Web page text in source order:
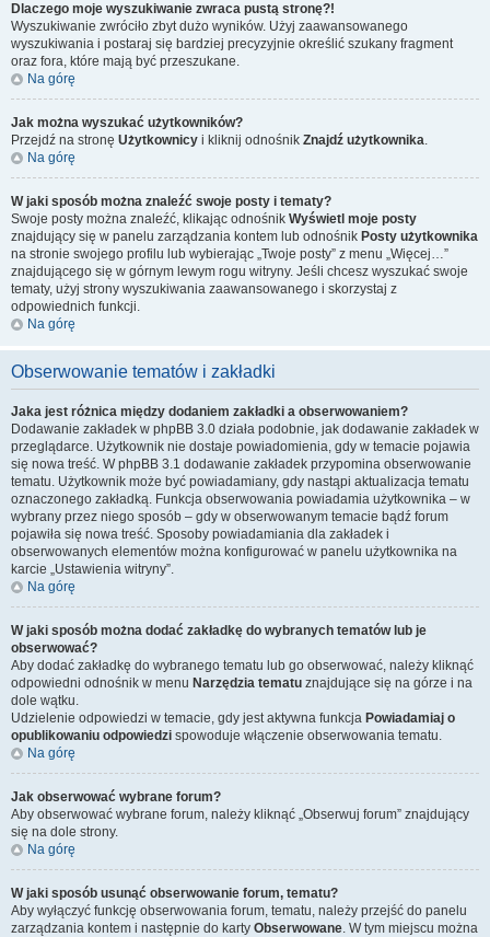
Dlaczego moje wyszukiwanie zwraca pustą stronę?!
Wyszukiwanie zwróciło zbyt dużo wyników. Użyj zaawansowanego
wyszukiwania i postaraj się bardziej precyzyjnie określić szukany fragment
oraz fora, które mają być przeszukane.
Na górę
Jak można wyszukać użytkowników?
Przejdź na stronę Użytkownicy i kliknij odnośnik Znajdź użytkownika.
Na górę
W jaki sposób można znaleźć swoje posty i tematy?
Swoje posty można znaleźć, klikając odnośnik Wyświetl moje posty
znajdujący się w panelu zarządzania kontem lub odnośnik Posty użytkownika
na stronie swojego profilu lub wybierając „Twoje posty” z menu „Więcej…”
znajdującego się w górnym lewym rogu witryny. Jeśli chcesz wyszukać swoje
tematy, użyj strony wyszukiwania zaawansowanego i skorzystaj z
odpowiednich funkcji.
Na górę
Obserwowanie tematów i zakładki
Jaka jest różnica między dodaniem zakładki a obserwowaniem?
Dodawanie zakładek w phpBB 3.0 działa podobnie, jak dodawanie zakładek w
przeglądarce. Użytkownik nie dostaje powiadomienia, gdy w temacie pojawia
się nowa treść. W phpBB 3.1 dodawanie zakładek przypomina obserwowanie
tematu. Użytkownik może być powiadamiany, gdy nastąpi aktualizacja tematu
oznaczonego zakładką. Funkcja obserwowania powiadamia użytkownika – w
wybrany przez niego sposób – gdy w obserwowanym temacie bądź forum
pojawiła się nowa treść. Sposoby powiadamiania dla zakładek i
obserwowanych elementów można konfigurować w panelu użytkownika na
karcie „Ustawienia witryny”.
Na górę
W jaki sposób można dodać zakładkę do wybranych tematów lub je
obserwować?
Aby dodać zakładkę do wybranego tematu lub go obserwować, należy kliknąć
odpowiedni odnośnik w menu Narzędzia tematu znajdujące się na górze i na
dole wątku.
Udzielenie odpowiedzi w temacie, gdy jest aktywna funkcja Powiadamiaj o
opublikowaniu odpowiedzi spowoduje włączenie obserwowania tematu.
Na górę
Jak obserwować wybrane forum?
Aby obserwować wybrane forum, należy kliknąć „Obserwuj forum” znajdujący
się na dole strony.
Na górę
W jaki sposób usunąć obserwowanie forum, tematu?
Aby wyłączyć funkcję obserwowania forum, tematu, należy przejść do panelu
zarządzania kontem i następnie do karty Obserwowane. W tym miejscu można